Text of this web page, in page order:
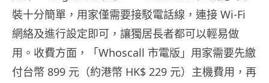
裝十分簡單，用家僅需要接駁電話線，連接 Wi-Fi
網絡及進行設定即可，讓獨居長者都可以輕易做
用。收費方面，「Whoscall 市電版」用家需要先繳
付台幣 899 元（約港幣 HK$ 229 元）主機費用，再